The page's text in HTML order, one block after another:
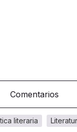
Comentarios
literaria